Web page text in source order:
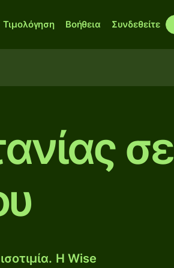
Τιμολόγηση Βοήθεια Συνδεθείτε
σε
Η Wise